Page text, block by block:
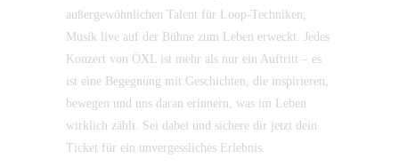
außergewöhnlichen Talent für Loop-Techniken,
Musik live auf der Bühne zum Leben erweckt. Jedes
Konzert von ÖXL ist mehr als nur ein Auftritt – es
ist eine Begegnung mit Geschichten, die inspirieren,
bewegen und uns daran erinnern, was im Leben
wirklich zählt. Sei dabei und sichere dir jetzt dein
Ticket für ein unvergessliches Erlebnis.